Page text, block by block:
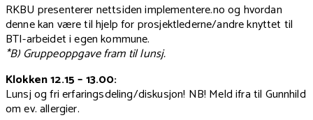
RKBU presenterer nettsiden implementere.no og hvordan
denne kan være til hjelp for prosjektlederne/andre knyttet til
BTI-arbeidet i egen kommune.
*B) Gruppeoppgave fram til lunsj.
Klokken 12.15 – 13.00:
Lunsj og fri erfaringsdeling/diskusjon! NB! Meld ifra til Gunnhild
om ev. allergier.